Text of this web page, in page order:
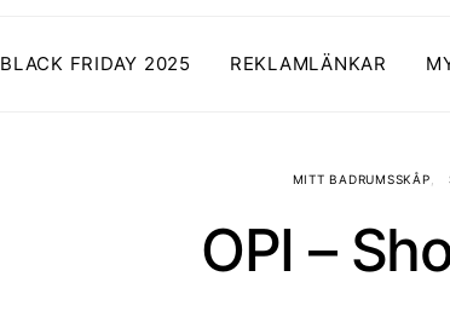
BLACK FRIDAY 2025 REKLAMLÄNKAR
MITT BADRUMSSKÅP
OPI –